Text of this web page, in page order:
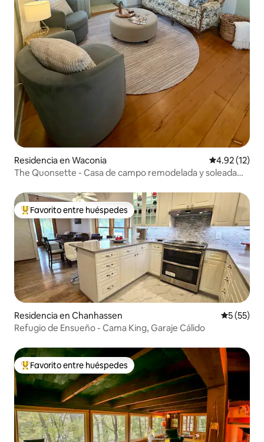
Residencia en Waconia Calificación
4.92 (12)
The Quonsette - Casa de campo remodelada y soleada
De los mejores en Favorito entre huéspedes
Favorito entre huéspedes
Residencia en Chanhassen
5 (55)
Refugio de Ensueño - Cama King, Garaje Cálido
De los mejores en Favorito entre huéspedes
Favorito entre huéspedes